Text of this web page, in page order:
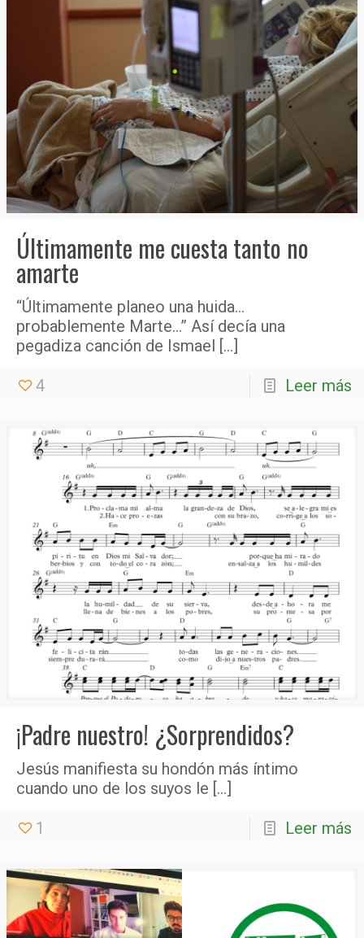
Últimamente me cuesta tanto no
amarte
“Últimamente planeo una huida…
probablemente Marte…” Así decía una
pegadiza canción de Ismael […]
4 Leer más
¡Padre nuestro! ¿Sorprendidos?
Jesús manifiesta su hondón más íntimo
cuando uno de los suyos le […]
1 Leer más